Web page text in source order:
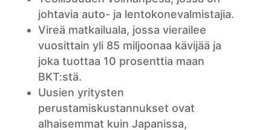
johtavia auto- ja lentokonevalmistajia.
Vireä matkailuala, jossa vierailee
vuosittain yli 85 miljoonaa kävijää ja
joka tuottaa 10 prosenttia maan
BKT:stä.
Uusien yritysten
perustamiskustannukset ovat
alhaisemmat kuin Japanissa,